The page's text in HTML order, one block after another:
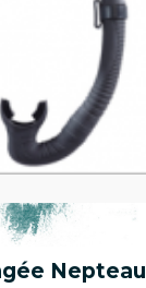
Nepteau